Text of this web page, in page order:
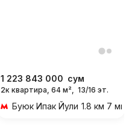
1 223 843 000 сум
2к квартира, 64 м², 13/16 эт.
Буюк Ипак Йули 1.8 км 7